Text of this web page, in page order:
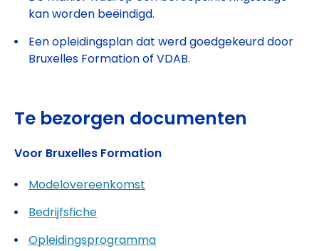
kan worden beëindigd.
Een opleidingsplan dat werd goedgekeurd door
Bruxelles Formation of VDAB.
Te bezorgen documenten
Voor Bruxelles Formation
Modelovereenkomst
Bedrijfsfiche
Opleidingsprogramma